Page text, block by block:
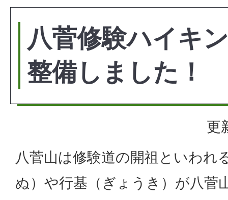
八菅修験ハイキ
整備しました！
更
八菅山は修験道の開祖といわれ
ぬ）や行基（ぎょうき）が八菅